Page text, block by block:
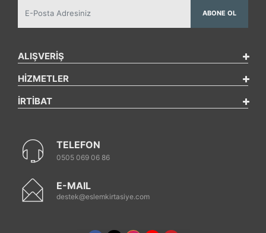
ABONE OL
ALIŞVERİŞ
HİZMETLER
İRTİBAT
TELEFON
0505 069 06 86
E-MAIL
destek@eslemkirtasiye.com